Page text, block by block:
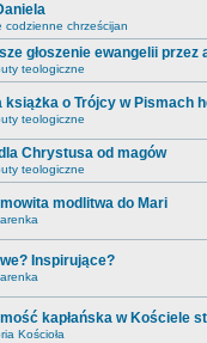
codzienne chrześcijan
głoszenie ewangelii przez
teologiczne
książka o Trójcy w Pismach
teologiczne
Chrystusa od magów
teologiczne
modlitwa do Mari
Inspirujące?
kapłańska w Kościele
Kościoła